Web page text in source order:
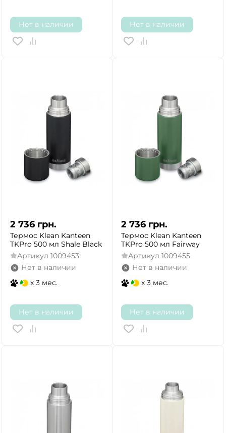
Нет в наличии Нет в наличии
2 736 грн.
Термос Klean Kanteen
TKPro 500 мл Shale Black
Артикул 1009453
Нет в наличии
x 3 мес.
Нет в наличии
2 736 грн.
Термос Klean Kanteen
TKPro 500 мл Fairway
Артикул 1009455
Нет в наличии
x 3 мес.
Нет в наличии